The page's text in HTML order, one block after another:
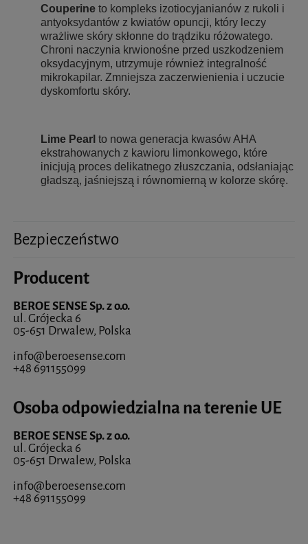
Couperine to kompleks izotiocyjanianów z rukoli i
antyoksydantów z kwiatów opuncji, który leczy
wrażliwe skóry skłonne do trądziku różowatego.
Chroni naczynia krwionośne przed uszkodzeniem
oksydacyjnym, utrzymuje również integralność
mikrokapilar. Zmniejsza zaczerwienienia i uczucie
dyskomfortu skóry.
Lime Pearl to nowa generacja kwasów AHA
ekstrahowanych z kawioru limonkowego, które
inicjują proces delikatnego złuszczania, odsłaniając
gładszą, jaśniejszą i równomierną w kolorze skórę.
Bezpieczeństwo
Producent
BEROE SENSE Sp. z o.o.
ul. Grójecka 6
05-651 Drwalew, Polska
info@beroesense.com
+48 691155099
Osoba odpowiedzialna na terenie UE
BEROE SENSE Sp. z o.o.
ul. Grójecka 6
05-651 Drwalew, Polska
info@beroesense.com
+48 691155099